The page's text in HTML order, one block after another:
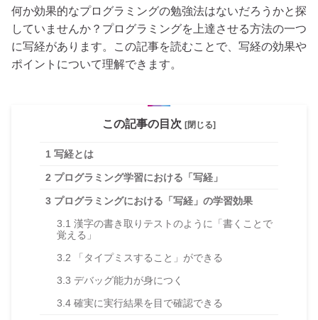
何か効果的なプログラミングの勉強法はないだろうかと探
していませんか？プログラミングを上達させる方法の一つ
に写経があります。この記事を読むことで、写経の効果や
ポイントについて理解できます。
この記事の目次 [閉じる]
1 写経とは
2 プログラミング学習における「写経」
3 プログラミングにおける「写経」の学習効果
3.1 漢字の書き取りテストのように「書くことで
覚える」
3.2 「タイプミスすること」ができる
3.3 デバッグ能力が身につく
3.4 確実に実行結果を目で確認できる